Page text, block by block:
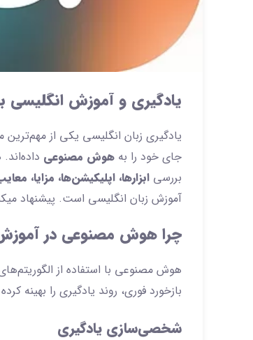
یادگیری و آموزش
یادگیری زبان انگلیسی یکی از
جای خود را به هوش مصنوعی
بررسی ابزارها، اپلیکیشن‌ها، مزایا،
آموزش زبان انگلیسی است. پیشنهاد
چرا هوش مصنوعی در آموزش
هوش مصنوعی با استفاده از
بازخورد فوری، روند یادگیری را بهینه
شخصی‌سازی یادگیری